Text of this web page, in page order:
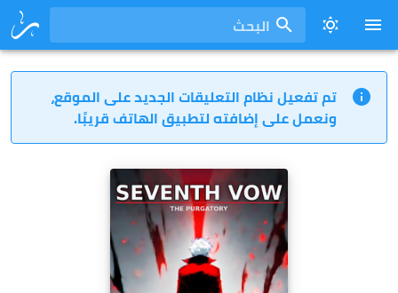
البحث
تم تفعيل نظام التعليقات الجديد على الموقع،
ونعمل على إضافته لتطبيق الهاتف قريبًا.